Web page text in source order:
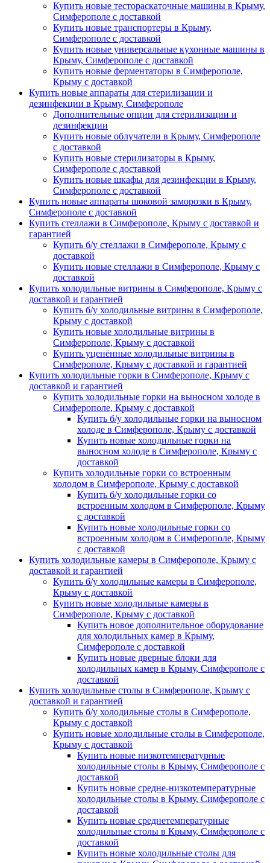
Купить новые тестораскаточные машины в Крыму,
Симферополе с доставкой
Купить новые транспортеры в Крыму,
Симферополе с доставкой
Купить новые универсальные кухонные машины в
Крыму, Симферополе с доставкой
Купить новые ферментаторы в Симферополе,
Крыму с доставкой
Купить новые аппараты для стерилизации и
дезинфекции в Крыму, Симферополе
Дополнительные опции для стерилизации и
дезинфекции
Купить новые облучатели в Крыму, Симферополе
с доставкой
Купить новые стерилизаторы в Крыму,
Симферополе с доставкой
Купить новые шкафы для дезинфекции в Крыму,
Симферополе с доставкой
Купить новые аппараты шоковой заморозки в Крыму,
Симферополе с доставкой
Купить стеллажи в Симферополе, Крыму с доставкой и
гарантией
Купить б/у стеллажи в Симферополе, Крыму с
доставкой
Купить новые стеллажи в Симферополе, Крыму с
доставкой
Купить холодильные витрины в Симферополе, Крыму с
доставкой и гарантией
Купить б/у холодильные витрины в Симферополе,
Крыму с доставкой
Купить новые холодильные витрины в
Симферополе, Крыму с доставкой
Купить уценённые холодильные витрины в
Симферополе, Крыму с доставкой и гарантией
Купить холодильные горки в Симферополе, Крыму с
доставкой и гарантией
Купить холодильные горки на выносном холоде в
Симферополе, Крыму с доставкой
Купить б/у холодильные горки на выносном
холоде в Симферополе, Крыму с доставкой
Купить новые холодильные горки на
выносном холоде в Симферополе, Крыму с
доставкой
Купить холодильные горки со встроенным
холодом в Симферополе, Крыму с доставкой
Купить б/у холодильные горки со
встроенным холодом в Симферополе, Крыму
с доставкой
Купить новые холодильные горки со
встроенным холодом в Симферополе, Крыму
с доставкой
Купить холодильные камеры в Симферополе, Крыму с
доставкой и гарантией
Купить б/у холодильные камеры в Симферополе,
Крыму с доставкой
Купить новые холодильные камеры в
Симферополе, Крыму с доставкой
Купить новое дополнительное оборудование
для холодильных камер в Крыму,
Симферополе с доставкой
Купить новые дверные блоки для
холодильных камер в Крыму, Симферополе с
доставкой
Купить холодильные столы в Симферополе, Крыму с
доставкой и гарантией
Купить б/у холодильные столы в Симферополе,
Крыму с доставкой
Купить новые холодильные столы в Симферополе,
Крыму с доставкой
Купить новые низкотемпературные
холодильные столы в Крыму, Симферополе с
доставкой
Купить новые средне-низкотемпературные
холодильные столы в Крыму, Симферополе с
доставкой
Купить новые среднетемпературные
холодильные столы в Крыму, Симферополе с
доставкой
Купить новые холодильные столы для